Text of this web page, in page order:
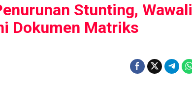
Stunting, Wawali
Dokumen Matriks